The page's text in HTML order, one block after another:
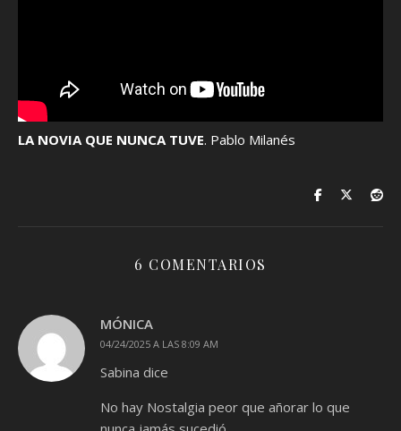
LA NOVIA QUE NUNCA TUVE. Pablo Milanés
6 COMENTARIOS
MÓNICA
04/24/2025 A LAS 8:09 AM
Sabina dice
No hay Nostalgia peor que añorar lo que